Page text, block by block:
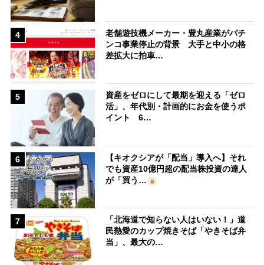
4
老舗遊技機メーカー・豊丸産業がパチ
ンコ事業停止の背景 大手と中小の格
差拡大に拍車…
5
資産をゼロにして最期を迎える「ゼロ
活」、年代別・計画的にお金を使うポ
イント 6…
6
【キオクシアが「配当」導入へ】それ
でも資産10億円超の配当株投資の達人
が「買う…
7
「北海道で知らない人はいない！」道
民熱愛のカップ焼きそば「やきそば弁
当」、最大の…